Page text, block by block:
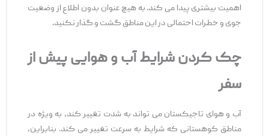
اهمیت بیشتری پیدا می ‌کند. به هیچ عنوان بدون اطلاع از وضعیت
جوی و خطرات احتمالی در این مناطق گشت و گذار نکنید.
چک کردن شرایط آب و هوایی پیش از
سفر
آب و هوای تاجیکستان می ‌تواند به شدت تغییر کند، به ویژه در
مناطق کوهستانی که شرایط به سرعت تغییر می ‌کند. بنابراین،